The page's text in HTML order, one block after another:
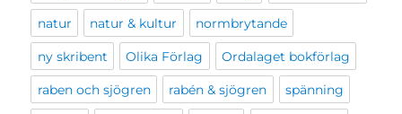
natur natur & kultur normbrytande
ny skribent Olika Förlag Ordalaget bokförlag
raben och sjögren rabén & sjögren spänning